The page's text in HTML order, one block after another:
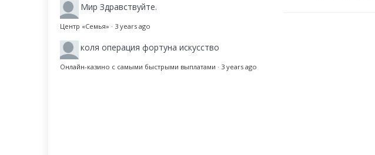
Мир Здравствуйте.
Центр «Семья» · 3 years ago
коля операция фортуна искусство
Онлайн-казино с самыми быстрыми выплатами · 3 years ago